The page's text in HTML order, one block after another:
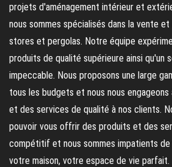
projets d'aménagement intérieur et
nous sommes spécialisés dans la vente
stores et pergolas. Notre équipe
produits de qualité supérieure ainsi qu'un
impeccable. Nous proposons une large
tous les budgets et nous nous
et des services de qualité à nos clients.
pouvoir vous offrir des produits et des
compétitif et nous sommes impatients de
votre maison, votre espace de vie parfait.